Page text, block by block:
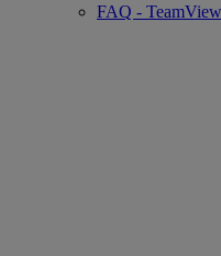
FAQ -